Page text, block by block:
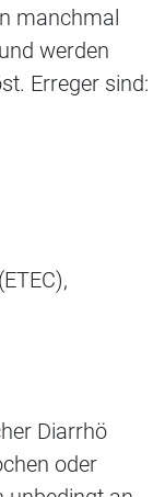
manchmal
werden
Erreger sind:
Diarrhö
oder